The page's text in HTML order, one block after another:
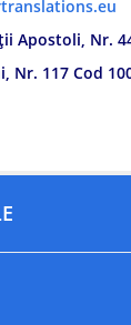
Apostoli, Nr.
Nr. 117 Cod